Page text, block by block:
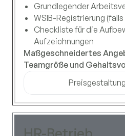
Grundlegender
WSIB-Registrierung
Checkliste für die
Aufzeichnungen
Maßgeschneidertes
Teamgröße und
HR-Betrieb